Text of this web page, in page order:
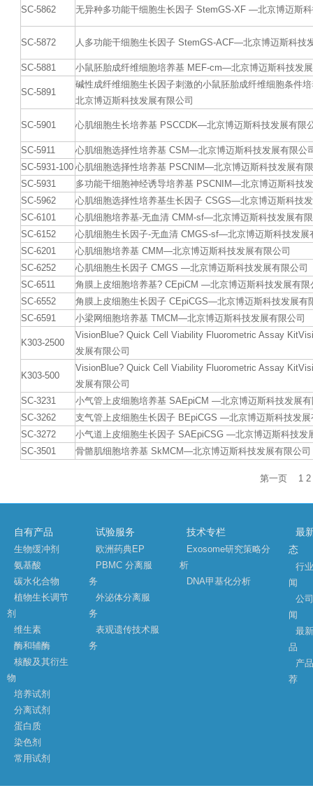
SC-5862 无异种多功能干细胞生长因子 StemGS-XF —北京博迈斯
SC-5872 人多功能干细胞生长因子 StemGS-ACF—北京博迈斯科技
SC-5881 小鼠胚胎成纤维细胞培养基 MEF-cm—北京博迈斯科技发
SC-5891
碱性成纤维细胞生长因子刺激的小鼠胚胎成纤维细胞条件
北京博迈斯科技发展有限公司
SC-5901 心肌细胞生长培养基 PSCCDK—北京博迈斯科技发展有限
SC-5911
心肌细胞选择性培养基 CSM—北京博迈斯科技发展有限公
SC-5931-100 心肌细胞选择性培养基 PSCNIM—北京博迈斯科技发展有
SC-5931
多功能干细胞神经诱导培养基 PSCNIM—北京博迈斯科技
SC-5962
心肌细胞选择性培养基生长因子 CSGS—北京博迈斯科技
SC-6101
心肌细胞培养基-无血清 CMM-sf—北京博迈斯科技发展有
SC-6152
心肌细胞生长因子-无血清 CMGS-sf—北京博迈斯科技发展
SC-6201
心肌细胞培养基 CMM—北京博迈斯科技发展有限公司
SC-6252
心肌细胞生长因子 CMGS —北京博迈斯科技发展有限公司
SC-6511
角膜上皮细胞培养基? CEpiCM —北京博迈斯科技发展有限
SC-6552
角膜上皮细胞生长因子 CEpiCGS—北京博迈斯科技发展有
SC-6591
小梁网细胞培养基 TMCM—北京博迈斯科技发展有限公司
K303-2500
VisionBlue? Quick Cell Viability Fluorometric Assay
发展有限公司
K303-500
VisionBlue? Quick Cell Viability Fluorometric Assay
发展有限公司
SC-3231
小气管上皮细胞培养基 SAEpiCM —北京博迈斯科技发展
SC-3262
支气管上皮细胞生长因子 BEpiCGS —北京博迈斯科技发展
SC-3272
小气道上皮细胞生长因子 SAEpiCSG —北京博迈斯科技发
SC-3501
骨骼肌细胞培养基 SkMCM—北京博迈斯科技发展有限公司
第一页 1 2
自有产品
生物缓冲剂
氨基酸
碳水化合物
植物生长调节
剂
维生素
酶和辅酶
核酸及其衍生
物
培养试剂
分离试剂
蛋白质
染色剂
常用试剂
试验服务
欧洲药典EP
PBMC 分离服
务
外泌体分离服
务
表观遗传技术服
务
技术专栏
Exosome研究策略分
析
DNA甲基化分析
最
态
行
闻
公
闻
最
品
产
荐